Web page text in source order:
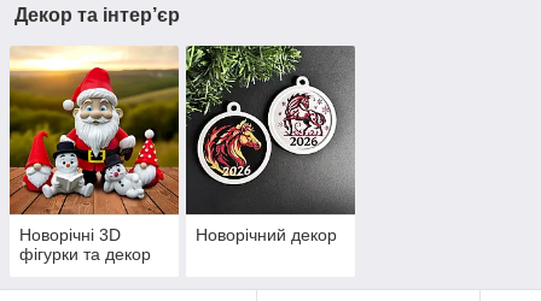
Декор та інтер’єр
Новорічні 3D
фігурки та декор
Новорічний декор